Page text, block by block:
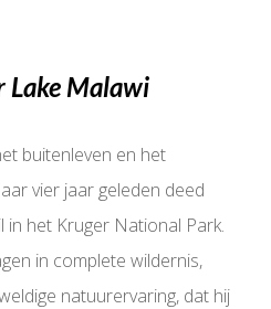
Lake Malawi
buitenleven en het
vier jaar geleden deed
in het Kruger National Park.
in complete wildernis,
natuurervaring, dat hij